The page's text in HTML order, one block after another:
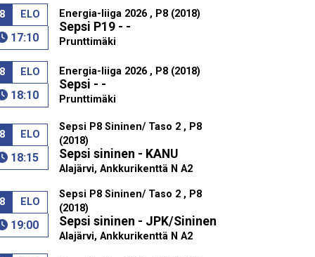
ELO
17:10
Energia-liiga 2026 , P8 (2018)
Sepsi P19 - -
Prunttimäki
ELO
18:10
Energia-liiga 2026 , P8 (2018)
Sepsi - -
Prunttimäki
ELO
18:15
Sepsi P8 Sininen/ Taso 2 , P8
(2018)
Sepsi sininen - KANU
Alajärvi, Ankkurikenttä N A2
ELO
19:00
Sepsi P8 Sininen/ Taso 2 , P8
(2018)
Sepsi sininen - JPK/Sininen
Alajärvi, Ankkurikenttä N A2